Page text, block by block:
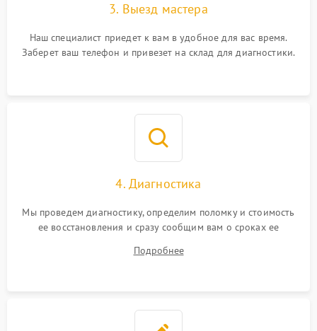
3. Выезд мастера
Наш специалист приедет к вам в удобное для вас время.
Заберет ваш телефон и привезет на склад для диагностики.
4. Диагностика
Мы проведем диагностику, определим поломку и стоимость
ее восстановления и сразу сообщим вам о сроках ее
Подробнее